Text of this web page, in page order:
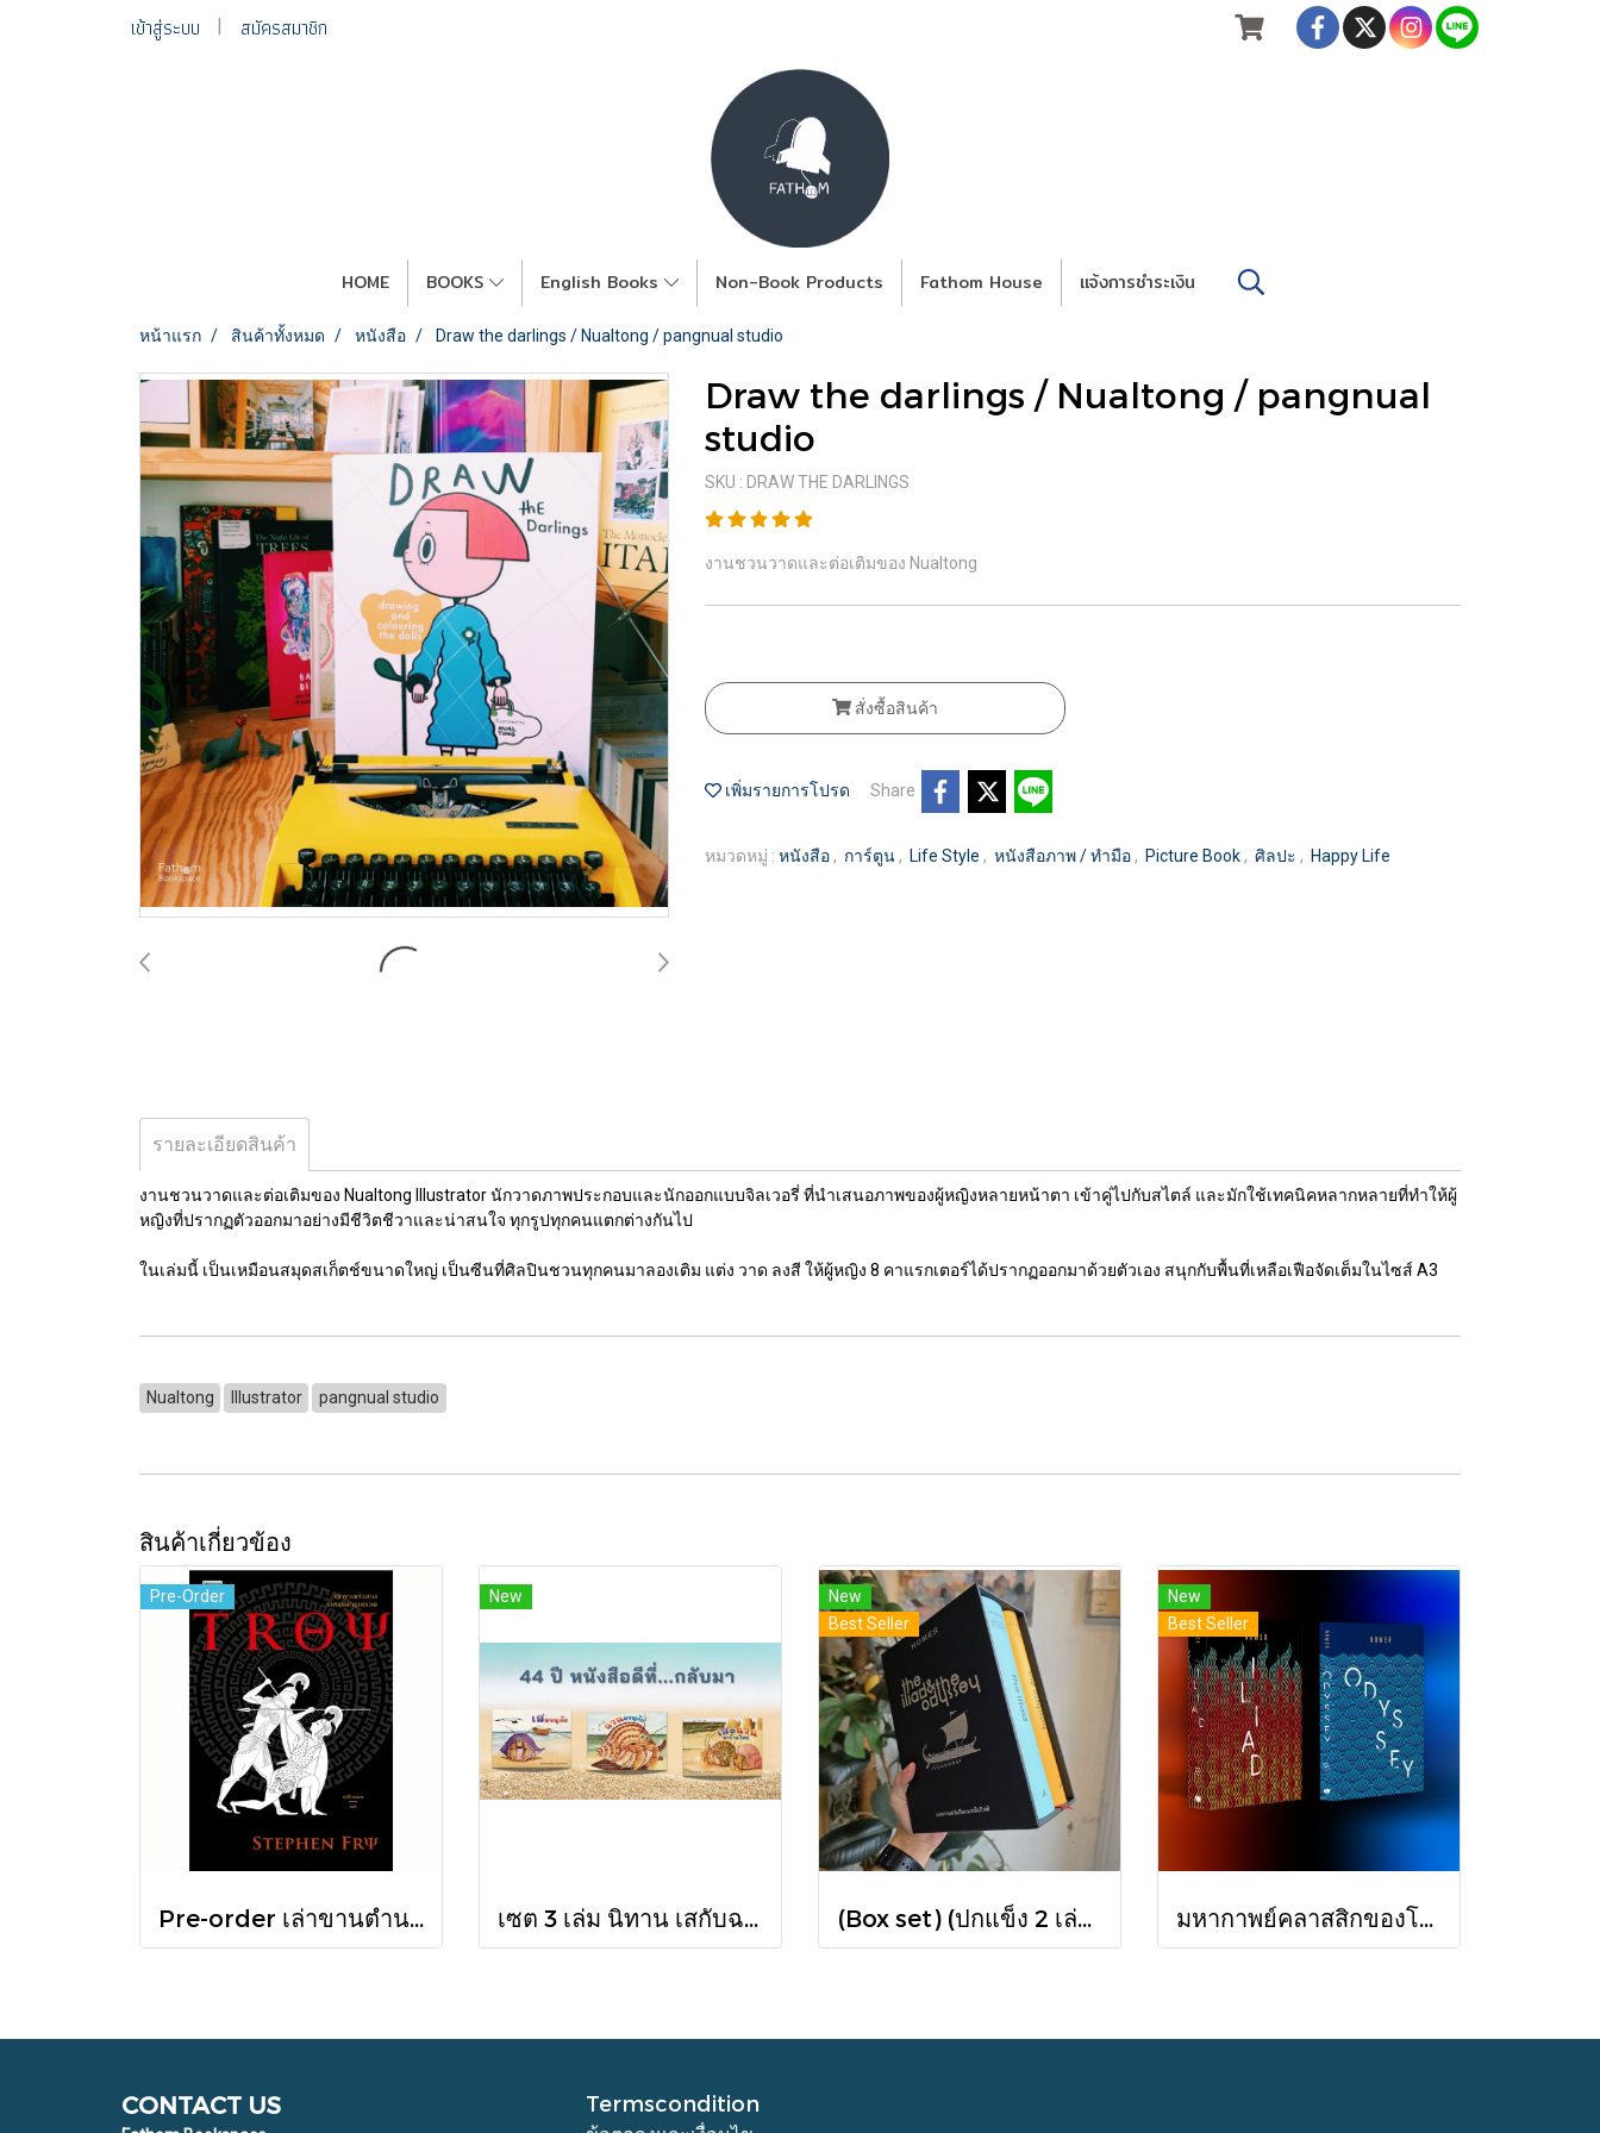
เข้าสู่ระบบ สมัครสมาชิก
HOME BOOKS English Books Non-Book Products Fathom House แจ้งการชำระเงิน
หน้าแรก สินค้าทั้งหมด หนังสือ Draw the darlings / Nualtong / pangnual studio
Draw the darlings / Nualtong / pangnual
studio
SKU : DRAW THE DARLINGS
งานชวนวาดและต่อเติมของ Nualtong
สั่งซื้อสินค้า
เพิ่มรายการโปรด Share
หมวดหมู่ : หนังสือ , การ์ตูน , Life Style , หนังสือภาพ / ทำมือ , Picture Book , ศิลปะ , Happy Life
รายละเอียดสินค้า
งานชวนวาดและต่อเติมของ Nualtong Illustrator นักวาดภาพประกอบและนักออกแบบจิลเวอรี่ ที่นำเสนอภาพของผู้หญิงหลายหน้าตา เข้าคู่ไปกับสไตล์ และมักใช้เทคนิคหลากหลายที่ทำให้ผู้
หญิงที่ปรากฏตัวออกมาอย่างมีชีวิตชีวาและน่าสนใจ ทุกรูปทุกคนแตกต่างกันไป
ในเล่มนี้ เป็นเหมือนสมุดสเก็ตช์ขนาดใหญ่ เป็นซีนที่ศิลปินชวนทุกคนมาลองเติม แต่ง วาด ลงสี ให้ผู้หญิง 8 คาแรกเตอร์ได้ปรากฏออกมาด้วยตัวเอง สนุกกับพื้นที่เหลือเฟือจัดเต็มในไซส์ A3
Nualtong Illustrator pangnual studio
สินค้าเกี่ยวข้อง
Pre-Order
Pre-order เล่าขานตำนานสงครามกรุงทรอย Troy / Stephen Fry / อรสิริ พลเดช / สารคดี
New
เซต 3 เล่ม นิทาน เสกับฉวนหาบ้านใหม่ + เสผจญภัย + ฉวนผจญภัย / ศรีสุรางค์ พูลทรัพย์ / ขวัญเจ้าเอย
New
Best Seller
(Box set) (ปกแข็ง 2 เล่ม) มหากาพย์อิเลียดและโอดิสซี The Iliad & The Odyssey (ปกแข็ง 2 เล่ม) / โฮเมอร์ Homer / เวธัส, สุริยฉัตร / ทับหนังสือ
New
Best Seller
มหากาพย์คลาสสิกของโฮเมอร์ อีเลียด + โอดิสซีย์ 2 เล่ม Iliad & Odyssey / Homer / ต้นฉบับอังกฤษ: ซามูเอล บัตเลอร์/ผู้แปล ไอริสา ชั้นศิริ / ยิปซี Gypsy
CONTACT US Termscondition